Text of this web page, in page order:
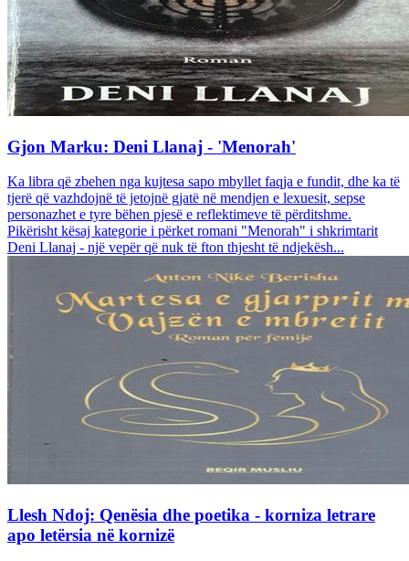
Gjon Marku: Deni Llanaj - 'Menorah'
Ka libra që zbehen nga kujtesa sapo mbyllet faqja e fundit, dhe ka të
tjerë që vazhdojnë të jetojnë gjatë në mendjen e lexuesit, sepse
personazhet e tyre bëhen pjesë e reflektimeve të përditshme.
Pikërisht kësaj kategorie i përket romani "Menorah" i shkrimtarit
Deni Llanaj - një vepër që nuk të fton thjesht të ndjekësh...
Llesh Ndoj: Qenësia dhe poetika - korniza letrare
apo letërsia në kornizë